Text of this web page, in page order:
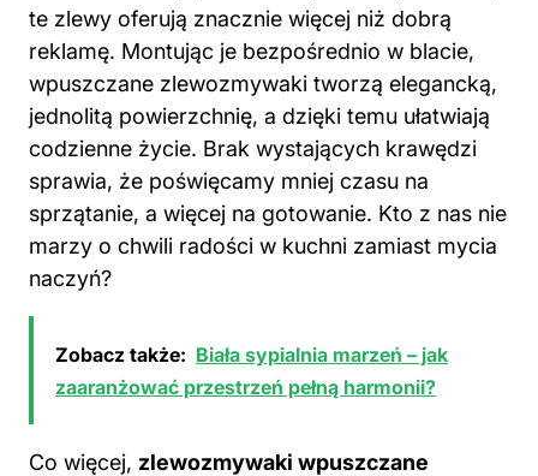
te zlewy oferują znacznie więcej niż dobrą
reklamę. Montując je bezpośrednio w blacie,
wpuszczane zlewozmywaki tworzą elegancką,
jednolitą powierzchnię, a dzięki temu ułatwiają
codzienne życie. Brak wystających krawędzi
sprawia, że poświęcamy mniej czasu na
sprzątanie, a więcej na gotowanie. Kto z nas nie
marzy o chwili radości w kuchni zamiast mycia
naczyń?
Zobacz także: Biała sypialnia marzeń – jak
zaaranżować przestrzeń pełną harmonii?
Co więcej, zlewozmywaki wpuszczane